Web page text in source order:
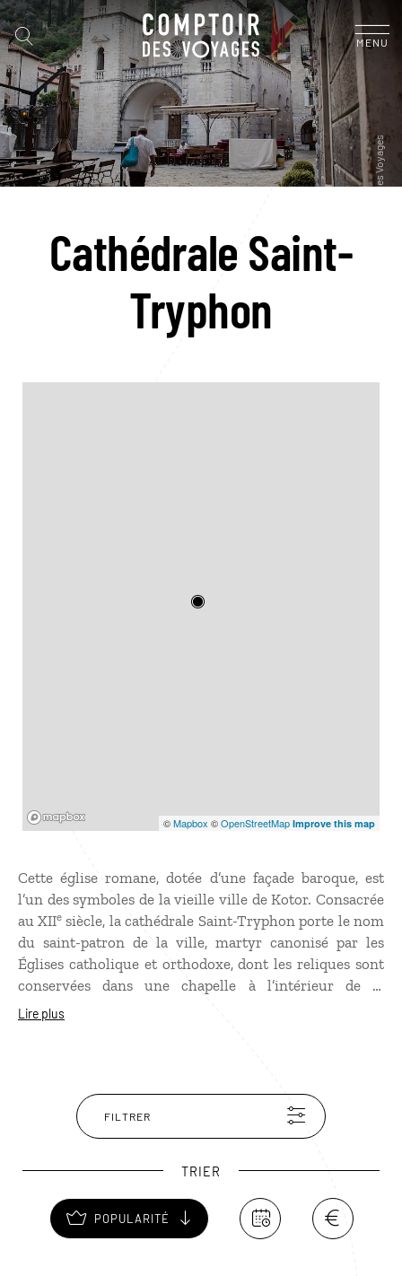
MENU
Cathédrale Saint-
Tryphon
©Mapbox ©OpenStreetMap Improve this map
Cette église romane, dotée d’une façade baroque, est
l’un des symboles de la vieille ville de Kotor. Consacrée
au XIIe siècle, la cathédrale Saint-Tryphon porte le nom
du saint-patron de la ville, martyr canonisé par les
Églises catholique et orthodoxe, dont les reliques sont
conservées dans une chapelle à l’intérieur de la
cathédrale. Vous pourrez admirer ses impressionnantes
Lire plus
FILTRER
TRIER
POPULARITÉ